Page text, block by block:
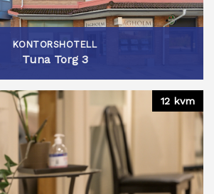
KONTORSHOTELL
Tuna Torg 3
12 kvm